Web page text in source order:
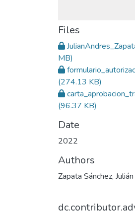
Files
MB)
(274.13 KB)
(96.37 KB)
Date
2022
Authors
Zapata Sánchez,